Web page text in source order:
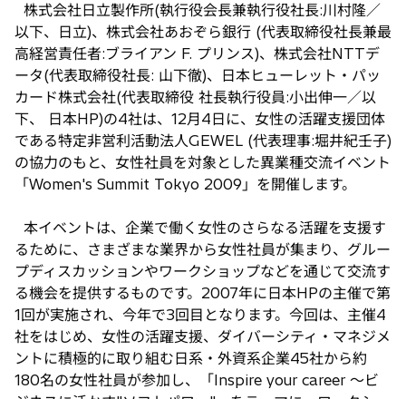
い
タ
ブ
開
く
株式会社日立製作所(執行役会長兼執行役社長:川村隆／
以下、日立)、株式会社あおぞら銀行 (代表取締役社長兼最
高経営責任者:ブライアン F. プリンス)、株式会社NTTデ
ータ(代表取締役社長: 山下徹)、日本ヒューレット・パッ
カード株式会社(代表取締役 社長執行役員:小出伸一／以
下、 日本HP)の4社は、12月4日に、女性の活躍支援団体
である特定非営利活動法人GEWEL (代表理事:堀井紀壬子)
の協力のもと、女性社員を対象とした異業種交流イベント
「Women's Summit Tokyo 2009」を開催します。
本イベントは、企業で働く女性のさらなる活躍を支援す
るために、さまざまな業界から女性社員が集まり、グルー
プディスカッションやワークショップなどを通じて交流す
る機会を提供するものです。2007年に日本HPの主催で第
1回が実施され、今年で3回目となります。今回は、主催4
社をはじめ、女性の活躍支援、ダイバーシティ・マネジメ
ントに積極的に取り組む日系・外資系企業45社から約
180名の女性社員が参加し、「Inspire your career 〜ビ